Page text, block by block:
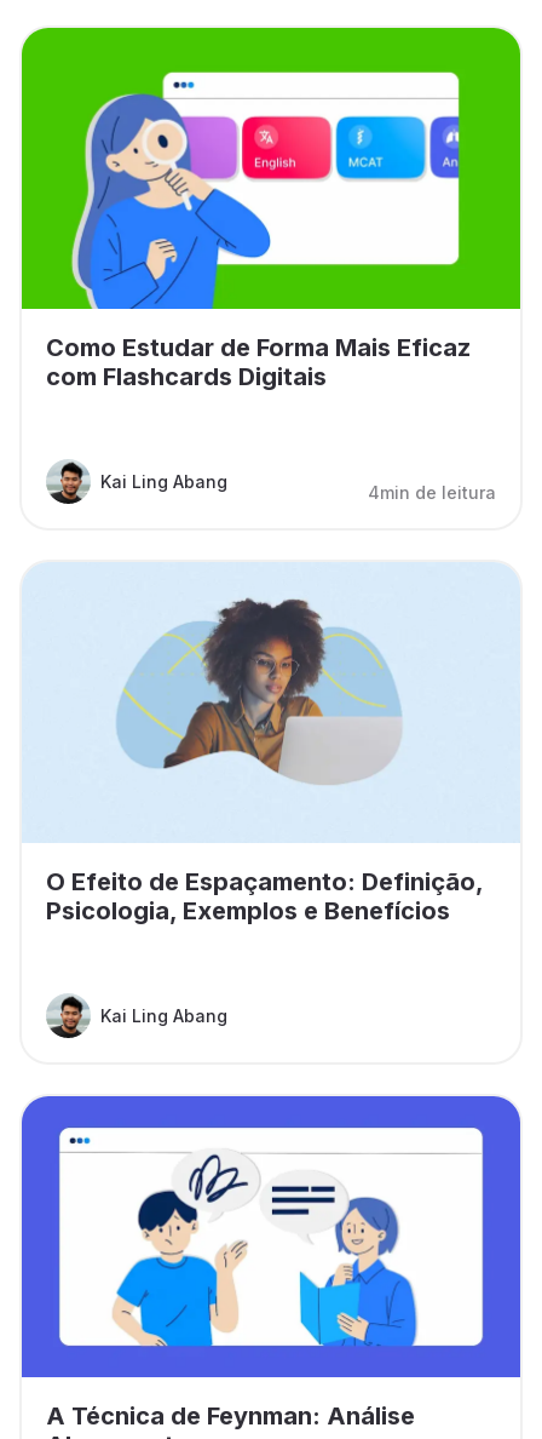
Como Estudar de Forma Mais Eficaz
com Flashcards Digitais
Kai Ling Abang
4min de leitura
O Efeito de Espaçamento: Definição,
Psicologia, Exemplos e Benefícios
Kai Ling Abang
A Técnica de Feynman: Análise